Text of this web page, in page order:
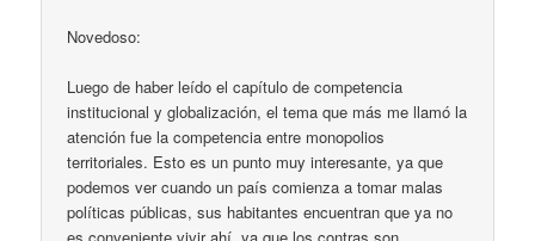
Novedoso:
Luego de haber leído el capítulo de competencia
institucional y globalización, el tema que más me llamó la
atención fue la competencia entre monopolios
territoriales. Esto es un punto muy interesante, ya que
podemos ver cuando un país comienza a tomar malas
políticas públicas, sus habitantes encuentran que ya no